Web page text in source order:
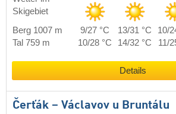
Skigebiet
Berg 1007 m 9/27 °C 13/31 °C 10/
Tal 759 m
10/28 °C 14/32 °C 11/
Details
Čerťák – Václavov u Bruntálu